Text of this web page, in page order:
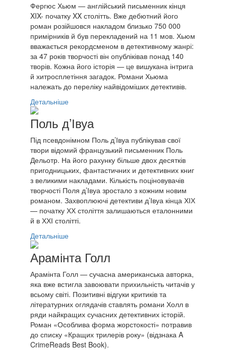
Фергюс Хьюм — англійський письменник кінця
XIX- початку XX столітть. Вже дебютний його
роман розійшовся накладом близько 750 000
примірників й був перекладений на 11 мов. Хьюм
вважається рекордсменом в детективному жанрі:
за 47 років творчості він опубліківав понад 140
творів. Кожна його історія — це вишукана інтрига
й хитросплетіння загадок. Романи Хьюма
належать до переліку найвідоміших детективів.
Детальніше
Поль д’Івуа
Під псевдонімном Поль д’Івуа публікував свої
твори відомий французький письменник Поль
Дельотр. На його рахунку більше двох десятків
пригодницьких, фантастичних и детективних книг
з великими накладами. Кількість поціновувачів
творчості Поля д’Івуа зростало з кожним новим
романом. Захвоплюючі детективи д’Івуа кінца ХІХ
— початку ХХ століття залишаються еталонними
й в ХХІ столітті.
Детальніше
Арамінта Голл
Арамінта Голл — сучасна американська авторка,
яка вже встигла завоювати прихильність читачів у
всьому світі. Позитивні відгуки критиків та
літературних оглядачів ставлять романи Холл в
ряди найкращих сучасних детективних історій.
Роман «Особлива форма жорстокості» потравив
до списку «Кращих трилерів року» (відзнака A
CrimeReads Best Book).